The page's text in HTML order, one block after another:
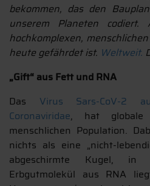
bekommen, das den
unserem Planeten codiert.
hochkomplexen,
heute gefährdet ist. Weltweit.
„Gift“ aus Fett und RNA
Das Virus Sars-CoV-2
Coronaviridae, hat globale
menschlichen Population.
nichts als eine „nicht-
abgeschirmte Kugel,
Erbgutmolekül aus RNA